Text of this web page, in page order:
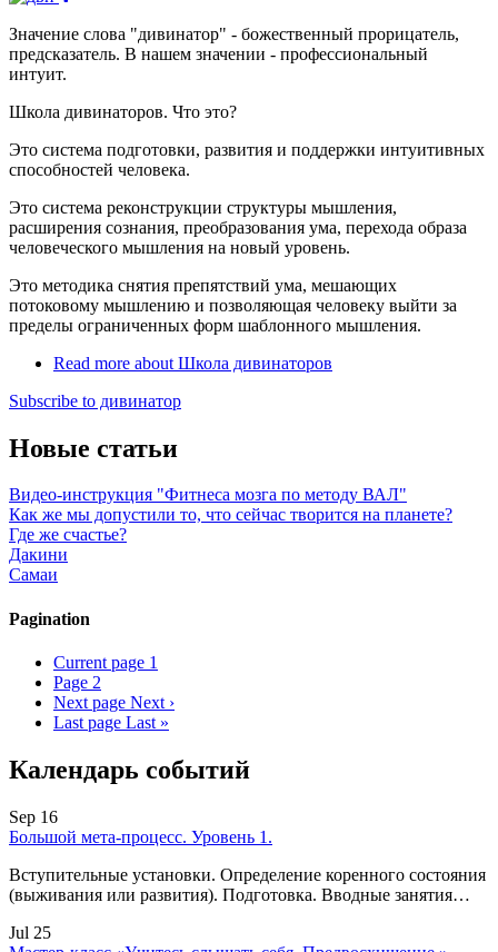
Значение слова "дивинатор" - божественный прорицатель,
предсказатель. В нашем значении - профессиональный
интуит.
Школа дивинаторов. Что это?
Это система подготовки, развития и поддержки интуитивных
способностей человека.
Это система реконструкции структуры мышления,
расширения сознания, преобразования ума, перехода образа
человеческого мышления на новый уровень.
Это методика снятия препятствий ума, мешающих
потоковому мышлению и позволяющая человеку выйти за
пределы ограниченных форм шаблонного мышления.
Read more about Школа дивинаторов
Subscribe to дивинатор
Новые статьи
Видео-инструкция "Фитнеса мозга по методу ВАЛ"
Как же мы допустили то, что сейчас творится на планете?
Где же счастье?
Дакини
Самаи
Pagination
Current page 1
Page 2
Next page Next ›
Last page Last »
Календарь событий
Sep 16
Большой мета-процесс. Уровень 1.
Вступительные установки. Определение коренного состояния
(выживания или развития). Подготовка. Вводные занятия…
Jul 25